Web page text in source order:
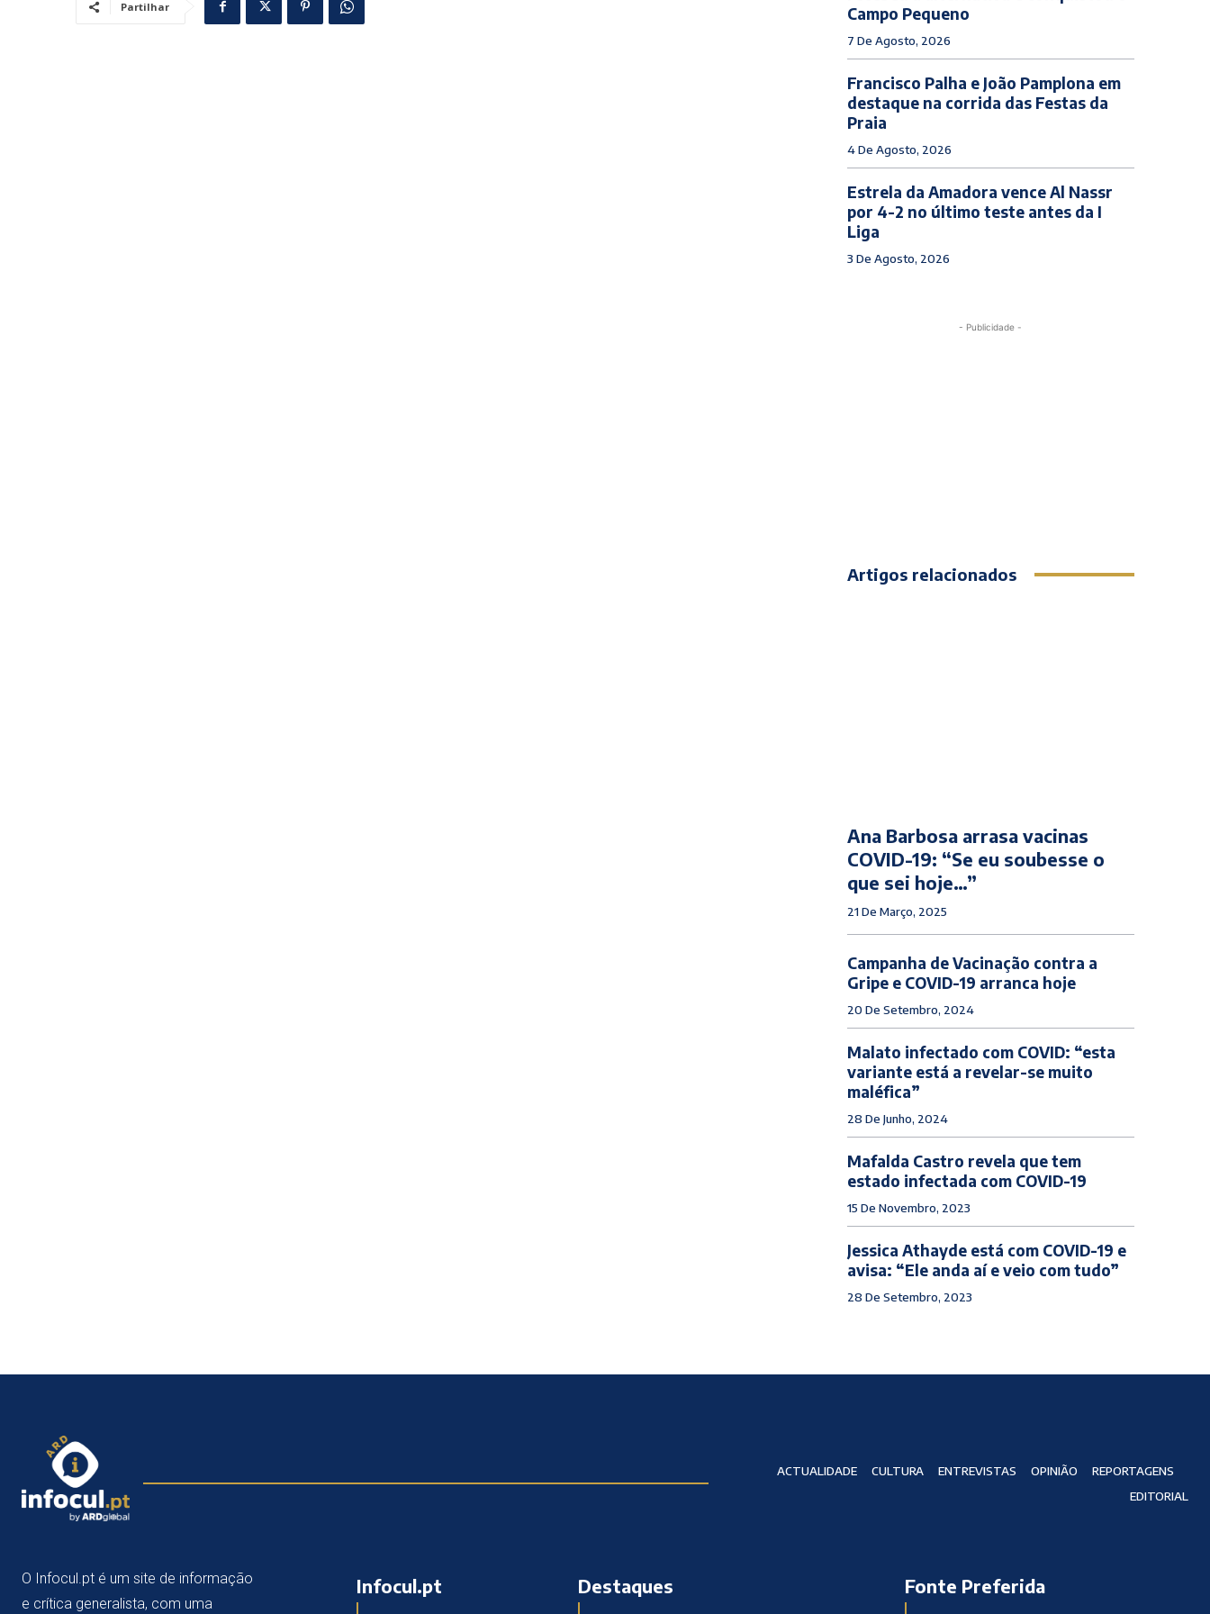
Partilhar
Campo Pequeno
7 De Agosto, 2026
Francisco Palha e João Pamplona em
destaque na corrida das Festas da
Praia
4 De Agosto, 2026
Estrela da Amadora vence Al Nassr
por 4-2 no último teste antes da I
Liga
3 De Agosto, 2026
- Publicidade -
Artigos relacionados
Ana Barbosa arrasa vacinas
COVID-19: “Se eu soubesse o
que sei hoje…”
21 De Março, 2025
Campanha de Vacinação contra a
Gripe e COVID-19 arranca hoje
20 De Setembro, 2024
Malato infectado com COVID: “esta
variante está a revelar-se muito
maléfica”
28 De Junho, 2024
Mafalda Castro revela que tem
estado infectada com COVID-19
15 De Novembro, 2023
Jessica Athayde está com COVID-19 e
avisa: “Ele anda aí e veio com tudo”
28 De Setembro, 2023
ACTUALIDADE CULTURA ENTREVISTAS OPINIÃO
REPORTAGENS
EDITORIAL
O Infocul.pt é um site de informação
e crítica generalista, com uma
Infocul.pt Destaques Fonte Preferida